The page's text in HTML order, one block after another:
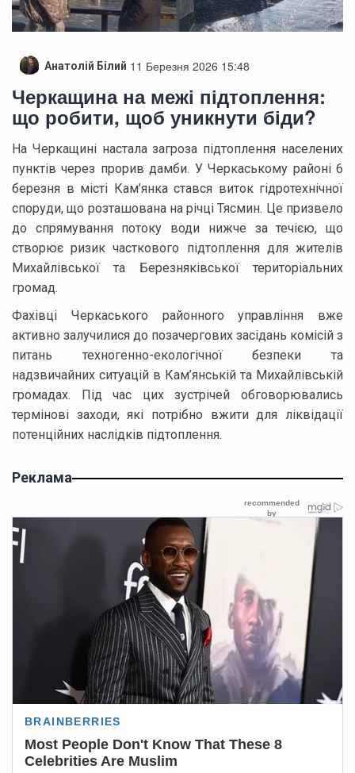
Анатолій Білий 11 Березня 2026 15:48
Черкащина на межі підтоплення:
що робити, щоб уникнути біди?
На Черкащині настала загроза підтоплення населених
пунктів через прорив дамби. У Черкаському районі 6
березня в місті Кам’янка стався виток гідротехнічної
споруди, що розташована на річці Тясмин. Це призвело
до спрямування потоку води нижче за течією, що
створює ризик часткового підтоплення для жителів
Михайлівської та Березняківської територіальних
громад.
Фахівці Черкаського районного управління вже
активно залучилися до позачергових засідань комісій з
питань техногенно-екологічної безпеки та
надзвичайних ситуацій в Кам’янській та Михайлівській
громадах. Під час цих зустрічей обговорювались
термінові заходи, які потрібно вжити для ліквідації
потенційних наслідків підтоплення.
Реклама